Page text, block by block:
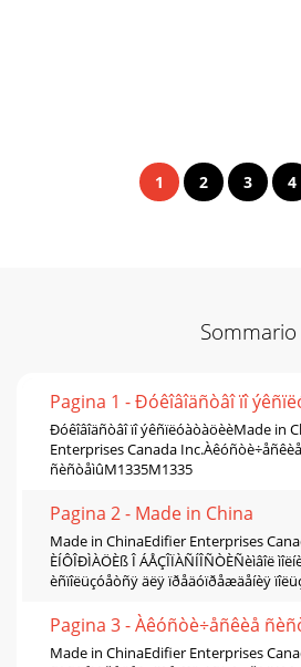
1 2 3 4
Sommario
Pagina 1 - Ðóêîâîäñòâî ïî
Ðóêîâîäñòâî ïî ýêñïëóàòàöèèMade in
Enterprises Canada Inc.Àêóñòè÷åñêèå
ñèñòåìûM1335M1335
Pagina 2 - Made in China
Made in ChinaEdifier Enterprises
ÈÍÔÎÐÌÀÖÈß Î ÁÅÇÎÏÀÑÍÎÑÒÈÑèìâîë
èñïîëüçóåòñÿ äëÿ ïðåäóïðåæäåíèÿ
Pagina 3 - Àêóñòè÷åñêèå
Made in ChinaEdifier Enterprises